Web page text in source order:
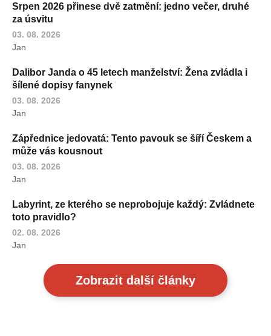
Srpen 2026 přinese dvě zatmění: jedno večer, druhé
za úsvitu
03. 08. 2026
Jan
Dalibor Janda o 45 letech manželství: Žena zvládla i
šílené dopisy fanynek
03. 08. 2026
Jan
Zápřednice jedovatá: Tento pavouk se šíří Českem a
může vás kousnout
03. 08. 2026
Jan
Labyrint, ze kterého se neprobojuje každý: Zvládnete
toto pravidlo?
02. 08. 2026
Jan
Zobrazit další články